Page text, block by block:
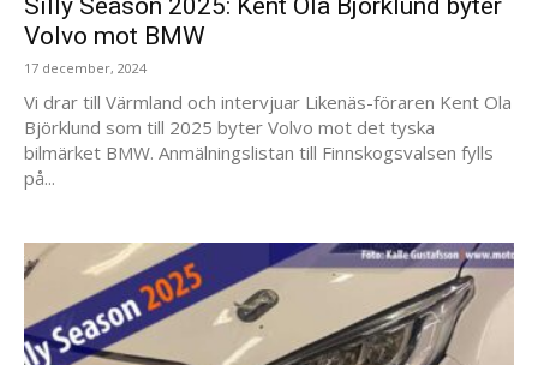
Silly Season 2025: Kent Ola Björklund byter
Volvo mot BMW
17 december, 2024
Vi drar till Värmland och intervjuar Likenäs-föraren Kent Ola
Björklund som till 2025 byter Volvo mot det tyska
bilmärket BMW. Anmälningslistan till Finnskogsvalsen fylls
på...